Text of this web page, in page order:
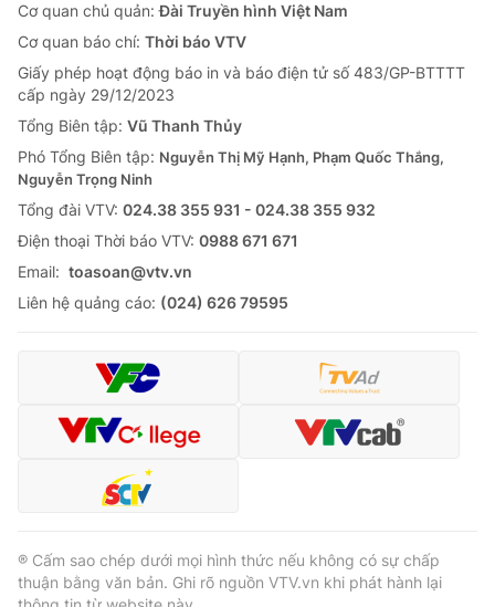
Cơ quan chủ quản:Đài Truyền hình Việt Nam
Cơ quan báo chí: Thời báo VTV
Giấy phép hoạt động báo in và báo điện tử số 483/GP-BTTTT
cấp ngày 29/12/2023
Tổng Biên tập: Vũ Thanh Thủy
Phó Tổng Biên tập: Nguyễn Thị Mỹ Hạnh, Phạm Quốc Thắng,
Nguyễn Trọng Ninh
Tổng đài VTV: 024.38 355 931 - 024.38 355 932
Ðiện thoại Thời báo VTV: 0988 671 671
Email: toasoan@vtv.vn
Liên hệ quảng cáo: (024) 626 79595
® Cấm sao chép dưới mọi hình thức nếu không có sự chấp
thuận bằng văn bản. Ghi rõ nguồn VTV.vn khi phát hành lại